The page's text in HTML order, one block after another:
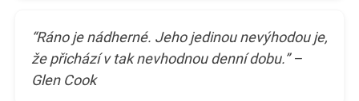
“Ráno je nádherné. Jeho jedinou nevýhodou je,
že přichází v tak nevhodnou denní dobu.” –
Glen Cook